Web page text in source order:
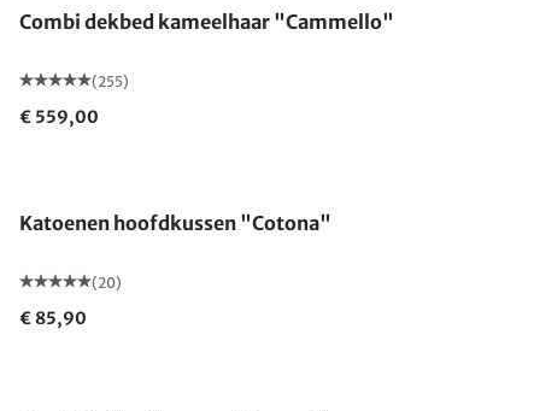
Combi dekbed kameelhaar "Cammello"
(255)
€ 559,00
Katoenen hoofdkussen "Cotona"
(20)
€ 85,90